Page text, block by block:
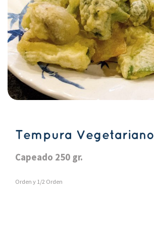
Tempura Vegetariano
Capeado 250 gr.
Orden y 1/2 Orden